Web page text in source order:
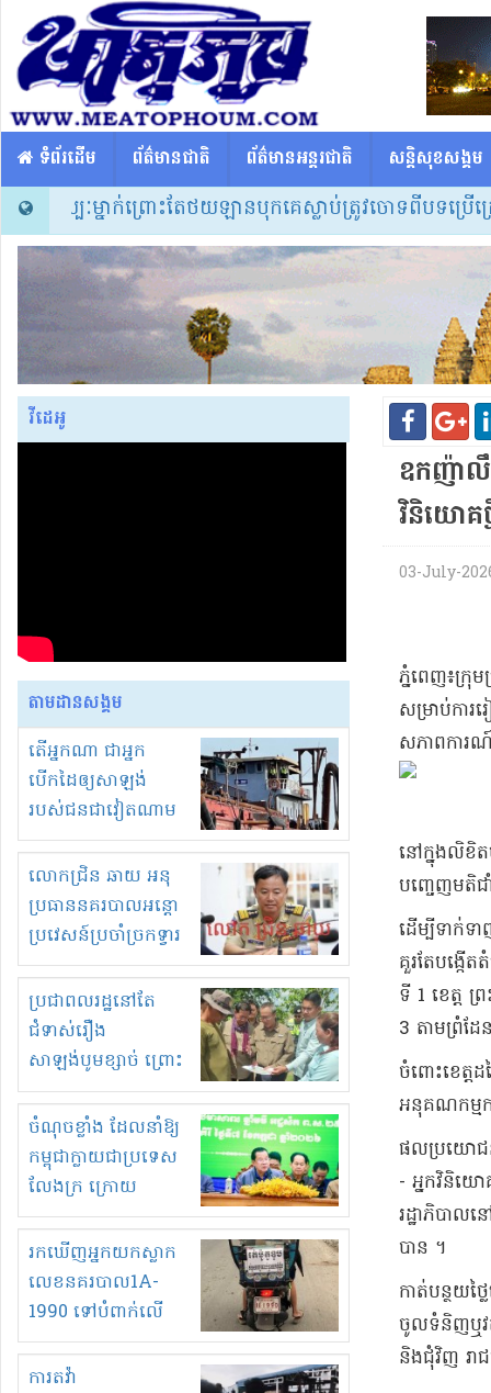
​​ ទំព័រដើម ព័ត៌មានជាតិ ព័ត៌មានអន្តរជាតិ សន្តិសុខសង្គម
កសិល្បៈម្នាក់ព្រោះតែថយឡានបុកគេស្លាប់ត្រូវចោទពីបទប្រើគ្រ
វីដេអូ
តាមដានសង្គម
តើអ្នកណា ជាអ្នក
បើកដៃឲ្យសាឡង់
របស់ជនជាវៀតណាម
ចូល មកខុស
ច្បាប់លួចបូមខ្សាច់នៅ
ក្នុងប្រទេសកម្ពុជា
លោកជ្រិន ឆាយ អនុ
ប្រធាននគរបាលអន្តោ
ប្រវេសន៍ប្រចាំច្រកទ្វារ
ព្រំដែនភ្នំឌិន និងឈ្មួញ
មួយចំនួនទៀត
កំពង់តែគុបគិតគ្នា
ធ្វើសកម្មភាពរកស៊ីនិង
ស្តុកទំនិញគេចពន្ធ?
ប្រជាពលរដ្ឋនៅតែ
ជំទាស់រឿង
សាឡង់បូមខ្សាច់ ព្រោះ
ខ្លាចបាក់ច្រាំងទៀត!
ចំណុចខ្លាំង ដែលនាំឱ្យ
កម្ពុជាក្លាយជាប្រទេស
លែងក្រ ក្រោយ
ឆ្នាំ២០៣០
រកឃើញអ្នកយកស្លាក
លេខនគរបាល1A-
1990 ទៅបំពាក់លើ
ម៉ូតូរបស់ខ្លួន ដាកផ្លាក
រត់ឌុបហើយ
ការតវ៉ា
ឧកញ៉ា​លឹ
វិនិយោគ​
03-July-
ភ្នំពេញ​៖​ក្រុ
សម្រាប់​ការ
សភាពការណ៍​
នៅក្នុង​លិខិត​
បញ្ចេញមតិ​
ដើម្បី​ទាក់ទ
គួរតែបង្ក
ទី 1 ខេត្ត
3 តាម​ព្រំដ
ចំពោះ​ខេត្ត​
អនុគណកម្មក
ផលប្រយោជ
- អ្នកវិនិយ
រដ្ឋាភិបាល​
បាន ។
កាត់បន្ថយ​ថ្
ចូល​ទំនិញ​ឬ​វត្
និង​ជុំវិញ រា